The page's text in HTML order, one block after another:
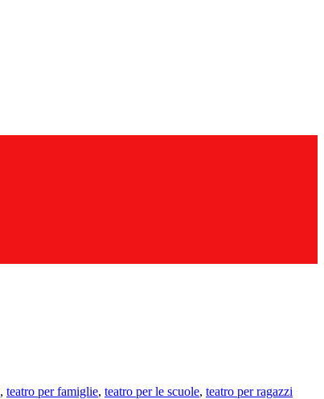
, teatro per famiglie, teatro per le scuole, teatro per ragazzi